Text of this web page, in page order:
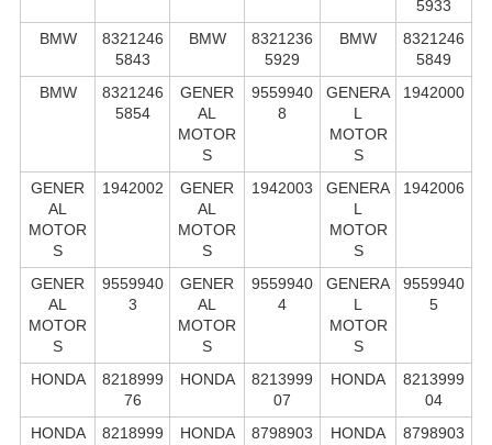
5933
BMW
8321246
5843
BMW
8321236
5929
BMW
8321246
5849
BMW
8321246
5854
GENER
AL
MOTOR
S
9559940
8
GENERA
L
MOTOR
S
1942000
GENER
AL
MOTOR
S
1942002
GENER
AL
MOTOR
S
1942003
GENERA
L
MOTOR
S
1942006
GENER
AL
MOTOR
S
9559940
3
GENER
AL
MOTOR
S
9559940
4
GENERA
L
MOTOR
S
9559940
5
HONDA
8218999
76
HONDA
8213999
07
HONDA
8213999
04
HONDA
8218999
HONDA
8798903
HONDA
8798903